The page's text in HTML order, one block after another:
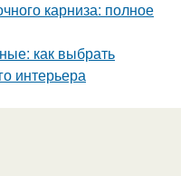
карниза: полное
как выбрать
интерьера